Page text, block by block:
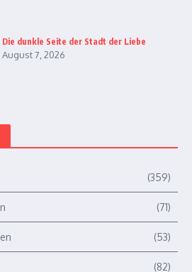
Die dunkle Seite der Stadt der Liebe
August 7, 2026
(359)
(71)
(53)
(82)